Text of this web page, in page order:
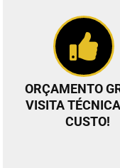
ORÇAMENTO
VISITA
CUSTO!